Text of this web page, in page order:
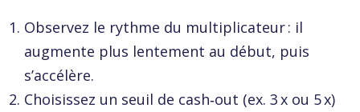
Observez le rythme du multiplicateur : il
augmente plus lentement au début, puis
s’accélère.
Choisissez un seuil de cash‑out (ex. 3 x ou 5 x)